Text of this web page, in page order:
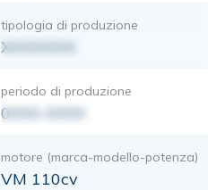
tipologia di produzione
XXXXXXX
periodo di produzione
0000-0000
motore (marca-modello-potenza)
VM 110cv